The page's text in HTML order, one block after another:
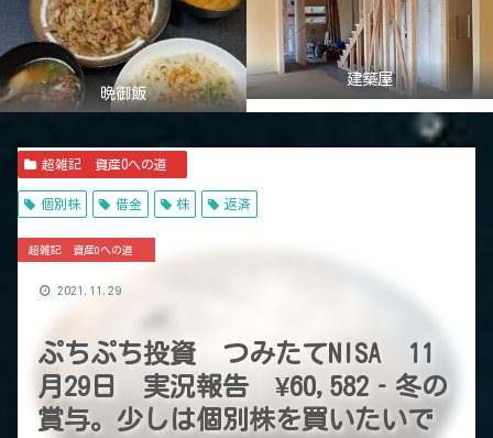
晩御飯
建築屋
超雑記 資産0への道
個別株 借金 株 返済
ぷちぷち投資 つみたてNISA 11
月29日 実況報告 ¥60,582‐冬の
賞与。少しは個別株を買いたいで
超雑記 資産0への道
2021.11.29